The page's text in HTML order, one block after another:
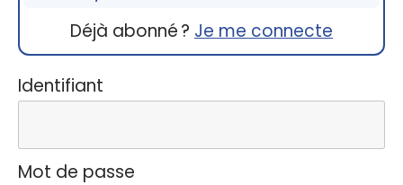
Déjà abonné ? Je me connecte
Identifiant
Mot de passe